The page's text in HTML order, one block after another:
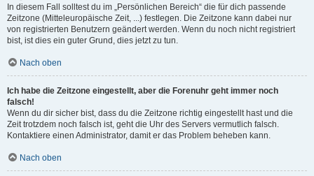
In diesem Fall solltest du im „Persönlichen Bereich“ die für dich passende
Zeitzone (Mitteleuropäische Zeit, ...) festlegen. Die Zeitzone kann dabei nur
von registrierten Benutzern geändert werden. Wenn du noch nicht registriert
bist, ist dies ein guter Grund, dies jetzt zu tun.
Nach oben
Ich habe die Zeitzone eingestellt, aber die Forenuhr geht immer noch
falsch!
Wenn du dir sicher bist, dass du die Zeitzone richtig eingestellt hast und die
Zeit trotzdem noch falsch ist, geht die Uhr des Servers vermutlich falsch.
Kontaktiere einen Administrator, damit er das Problem beheben kann.
Nach oben